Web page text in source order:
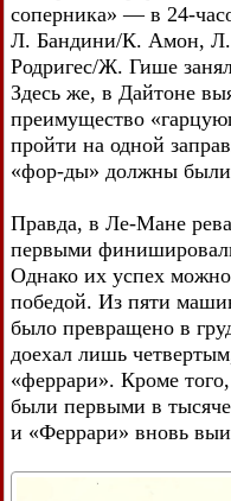
соперника» — в 24-
Л. Бандини/К. Амон,
Родригес/Ж. Гише
Здесь же, в Дайтоне
преимущество
пройти на одной
«фор-ды» должны были
Правда, в Ле-Мане
первыми
Однако их успех можно
победой. Из пяти
было превращено в
доехал лишь
«феррари». Кроме
были первыми в
и «Феррари» вновь